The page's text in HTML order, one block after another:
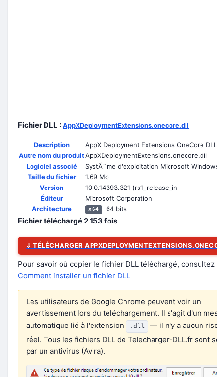
Fichier DLL : AppXDeploymentExtensions.onecore.dll
Description
AppX Deployment Extensions OneCore DLL
Autre nom du produitAppXDeploymentExtensions.onecore.dll
Logiciel associé
SystÃ¨me d'exploitation Microsoft
Taille du fichier
1.69 Mo
Version
10.0.14393.321 (rs1_release_in
Éditeur
Microsoft Corporation
Architecture
x64 64 bits
Fichier téléchargé2 153 fois
⇓ TÉLÉCHARGER
Pour savoir où copier le fichier DLL téléchargé, consultez
Comment installer un fichier DLL
Les utilisateurs de Google Chrome peuvent voir un
avertissement lors du téléchargement. Il s'agit d'un
automatique lié à l'extension
.dll
— il n'y a aucun
réel. Tous les fichiers DLL de Telecharger-DLL.fr sont
par un antivirus (Avira).